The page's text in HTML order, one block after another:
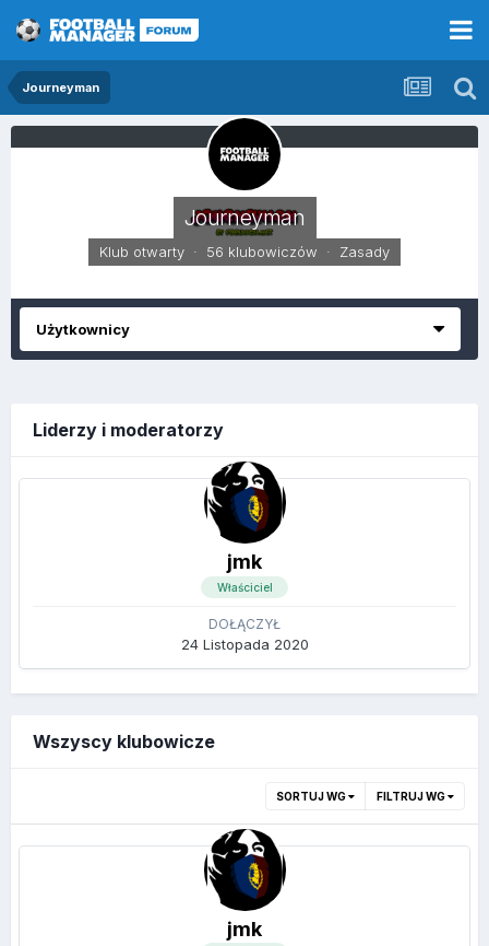
Journeyman
Journeyman
Klub otwarty · 56 klubowiczów · Zasady
Użytkownicy
Liderzy i moderatorzy
jmk
Właściciel
DOŁĄCZYŁ
24 Listopada 2020
Wszyscy klubowicze
SORTUJ WG FILTRUJ WG
jmk